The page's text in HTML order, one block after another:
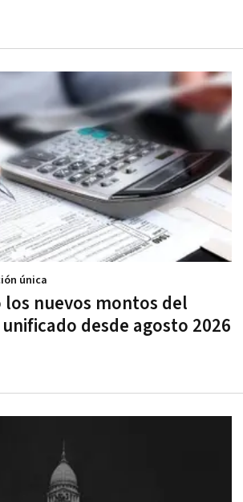
los nuevos montos del
desde agosto 2026
única